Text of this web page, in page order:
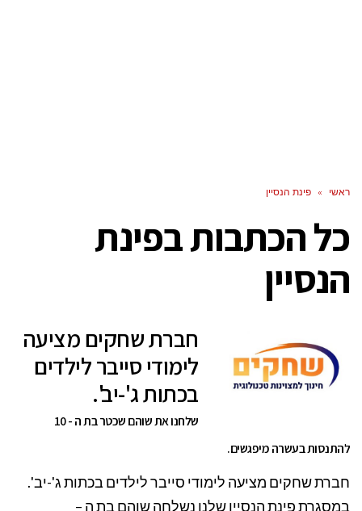
ראשי » פינת הנסיין
כל הכתבות בפינת
הנסיין
חברת שחקים מציעה
לימודי סייבר לילדים
בכתות ג'-יב'.
שלחנו את שוהם שכטר בת ה - 10
להתנסות בעשרה מיפגשים.
חברת שחקים מציעה לימודי סייבר לילדים בכתות ג'-יב'.
במסגרת פינת הנסיין שלנו נשלחה שוהם בת ה –